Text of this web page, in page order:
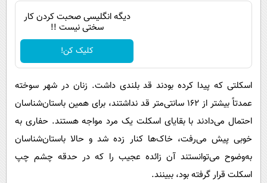
دیگه انگلیسی صحبت کردن کار
سختی نیست !!
کلیک کن!
اسکلتی که پیدا کرده بودند قد بلندی داشت. زنان در شهر سوخته
عمدتاً بیشتر از ۱۶۲ سانتی‌متر قد نداشتند، برای همین باستان‌شناسان
احتمال می‌دادند با بقایای اسکلت یک مرد مواجه هستند. حفاری به
خوبی پیش می‌رفت، خاک‌ها کنار زده شد و حالا باستان‌شناسان
به‌وضوح می‌توانستند آن زائده عجیب را که در حدقه چشم چپ
اسکلت قرار گرفته بود، ببینند.